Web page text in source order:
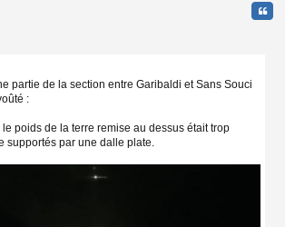
partie de la section entre Garibaldi et Sans Souci
:
poids de la terre remise au dessus était trop
supportés par une dalle plate.